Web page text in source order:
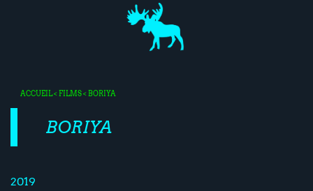
ACCUEIL< FILMS< BORIYA
BORIYA
2019